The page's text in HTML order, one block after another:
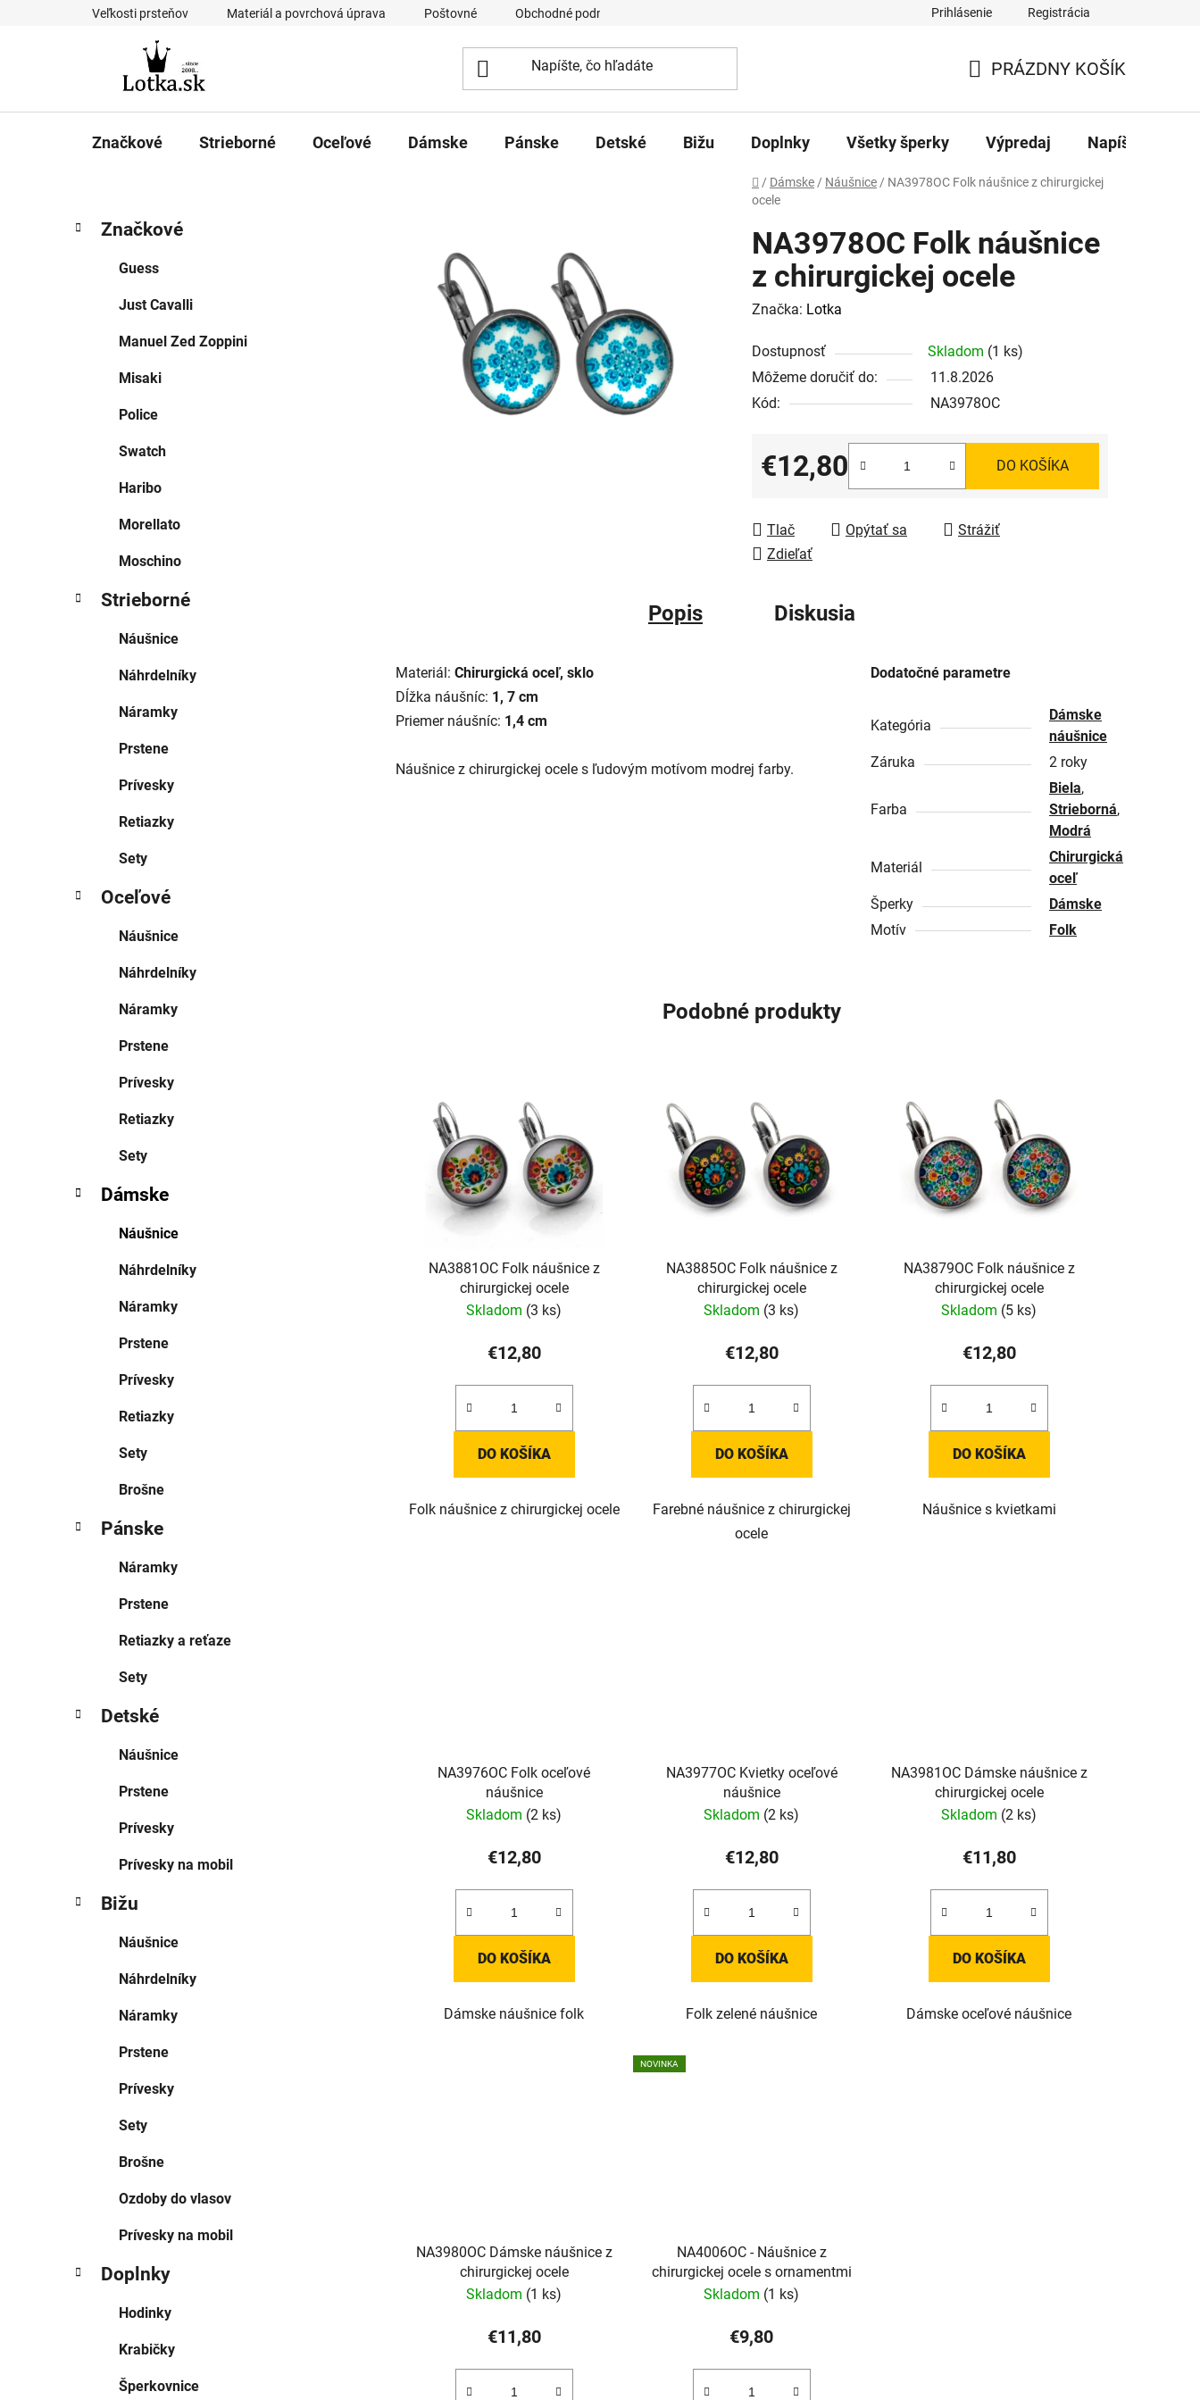
Veľkosti prsteňov Materiál a povrchová úprava Poštovné Obchodné podmienky Prihlásenie Registrácia
KOŠÍK
PRÁZDNY KOŠÍK
Značkové Strieborné Oceľové Dámske Pánske Detské Bižu Doplnky Všetky šperky Výpredaj Napíšte nám
Domov
/ Dámske / Náušnice / NA3978OC Folk náušnice z chirurgickej
ocele
B
kategórie
a
Značkové
Guess
Just Cavalli
Manuel Zed Zoppini
Misaki
Police
Swatch
Haribo
Morellato
Moschino
Strieborné
Náušnice
Náhrdelníky
Náramky
Prstene
Prívesky
Retiazky
Sety
Oceľové
Náušnice
Náhrdelníky
Náramky
Prstene
Prívesky
Retiazky
Sety
Dámske
Náušnice
Náhrdelníky
Náramky
Prstene
Prívesky
Retiazky
Sety
Brošne
Pánske
Náramky
Prstene
Retiazky a reťaze
Sety
Detské
Náušnice
Prstene
Prívesky
Prívesky na mobil
Bižu
Náušnice
Náhrdelníky
Náramky
Prstene
Prívesky
Sety
Brošne
Ozdoby do vlasov
Prívesky na mobil
Doplnky
Hodinky
Krabičky
Šperkovnice
NA3978OC Folk náušnice
z chirurgickej ocele
Značka: Lotka
Dostupnosť Skladom (1 ks)
Môžeme doručiť do:
11.8.2026
Kód:
NA3978OC
€12,80
Jednotková cena:
DO KOŠÍKA
Tlač Opýtať sa
Strážiť
Zdieľať
Popis Diskusia
Materiál: Chirurgická oceľ, sklo
Dĺžka náušníc: 1, 7 cm
Priemer náušníc: 1,4 cm
Náušnice z chirurgickej ocele s ľudovým motívom modrej farby.
Dodatočné parametre
Kategória
Dámske
náušnice
Záruka
2 roky
Farba
Biela,
Strieborná,
Modrá
Materiál
Chirurgická
oceľ
Šperky
Dámske
Motív
Folk
Podobné produkty
NA3881OC Folk náušnice z
chirurgickej ocele
Skladom (3 ks)
€12,80
DO KOŠÍKA
Folk náušnice z chirurgickej ocele
NA3885OC Folk náušnice z
chirurgickej ocele
Skladom (3 ks)
€12,80
DO KOŠÍKA
Farebné náušnice z chirurgickej
ocele
NA3879OC Folk náušnice z
chirurgickej ocele
Skladom (5 ks)
€12,80
DO KOŠÍKA
Náušnice s kvietkami
NA3976OC Folk oceľové
náušnice
Skladom (2 ks)
€12,80
DO KOŠÍKA
Dámske náušnice folk
NA3977OC Kvietky oceľové
náušnice
Skladom (2 ks)
€12,80
DO KOŠÍKA
Folk zelené náušnice
NA3981OC Dámske náušnice z
chirurgickej ocele
Skladom (2 ks)
€11,80
DO KOŠÍKA
Dámske oceľové náušnice
NA3980OC Dámske náušnice z
chirurgickej ocele
Skladom (1 ks)
€11,80
NOVINKA
NA4006OC - Náušnice z
chirurgickej ocele s ornamentmi
Skladom (1 ks)
€9,80